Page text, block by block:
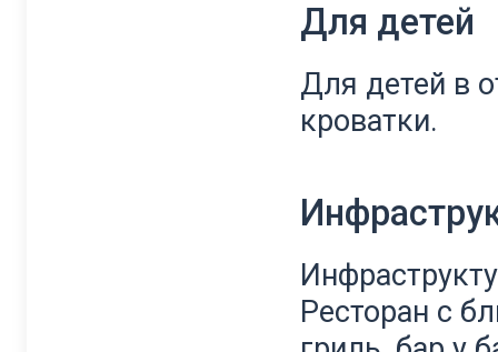
Для детей
Для детей в
кроватки.
Ресторан с